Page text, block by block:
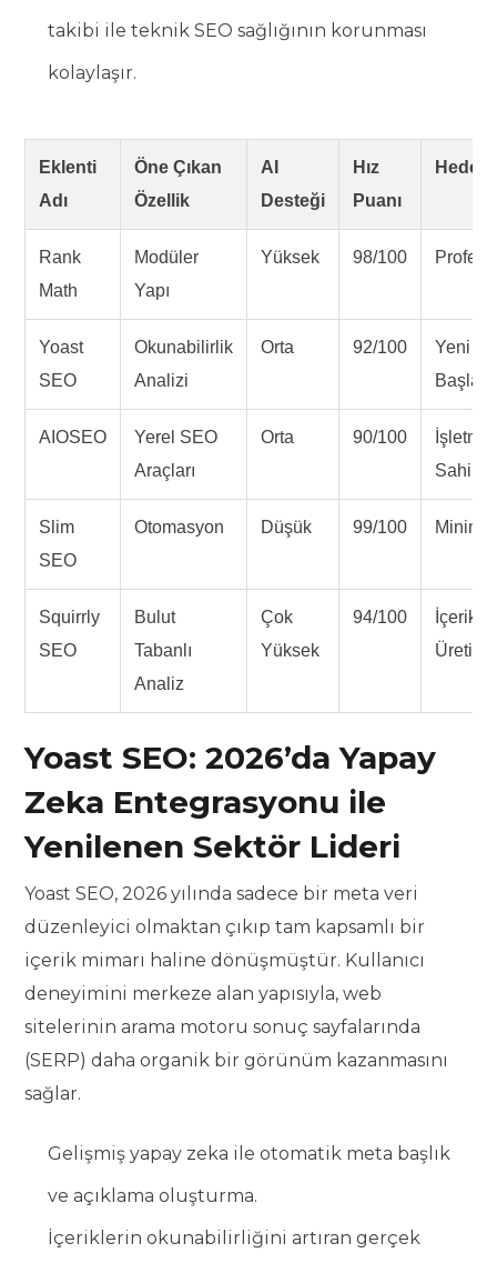
takibi ile teknik SEO sağlığının korunması
kolaylaşır.
Eklenti
Adı
Öne Çıkan
Özellik
AI
Desteği
Hız
Puanı
Hedef
Rank
Math
Modüler
Yapı
Yüksek 98/100
Yoast
SEO
Okunabilirlik
Analizi
Orta 92/100
Yeni
AIOSEO
Yerel SEO
Araçları
Orta 90/100
İşletme
Slim
SEO
Otomasyon Düşük 99/100
Squirrly
SEO
Bulut
Tabanlı
Analiz
Çok
Yüksek
94/100
İçerik
Yoast SEO: 2026’da Yapay
Zeka Entegrasyonu ile
Yenilenen Sektör Lideri
Yoast SEO, 2026 yılında sadece bir meta veri
düzenleyici olmaktan çıkıp tam kapsamlı bir
içerik mimarı haline dönüşmüştür. Kullanıcı
deneyimini merkeze alan yapısıyla, web
sitelerinin arama motoru sonuç sayfalarında
(SERP) daha organik bir görünüm kazanmasını
sağlar.
Gelişmiş yapay zeka ile otomatik meta başlık
ve açıklama oluşturma.
İçeriklerin okunabilirliğini artıran gerçek